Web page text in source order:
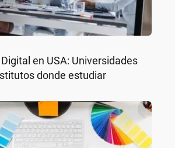
en USA: Universidades
donde estudiar